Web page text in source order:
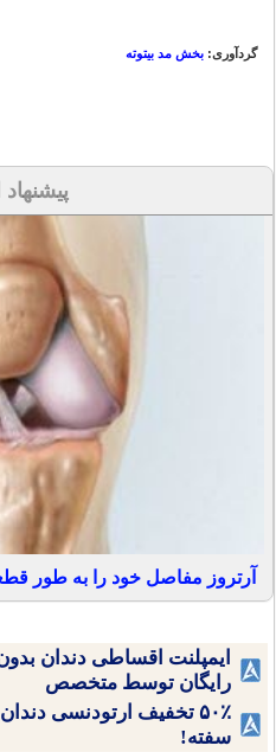
گردآوری: بخش مد بیتوته
پیشنهاد
آرتروز مفاصل خود را به طور
ایمپلنت اقساطی دندان
رایگان توسط متخصص
۵۰٪ تخفیف ارتودنسی
سفته!